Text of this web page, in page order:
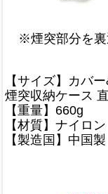
※煙突部分を裏
【サイズ】カバ
煙突収納ケース
【重量】660g
【材質】ナイロン
【製造国】中国製